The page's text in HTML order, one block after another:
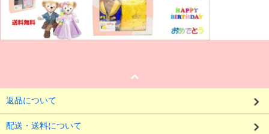
返品について
配送・送料について